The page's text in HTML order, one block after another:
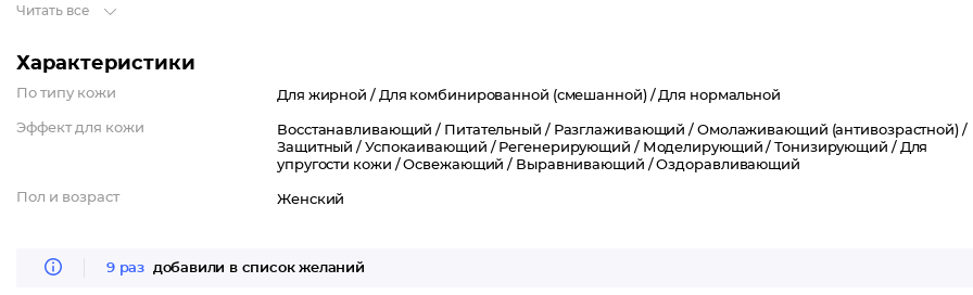
Проблема Следы усталости, тусклость кожи
Читать все
Характеристики
По типу кожи Для жирной / Для комбинированной (смешанной) /Для нормальной
Эффект для кожи Восстанавливающий / Питательный / Разглаживающий / Омолаживающий (антивозрастной) /
Защитный / Успокаивающий / Регенерирующий / Моделирующий /Тонизирующий / Для
упругости кожи /Освежающий / Выравнивающий /Оздоравливающий
Пол и возраст Женский
9 раз добавили в список желаний